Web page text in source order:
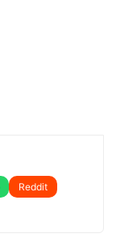
Reddit